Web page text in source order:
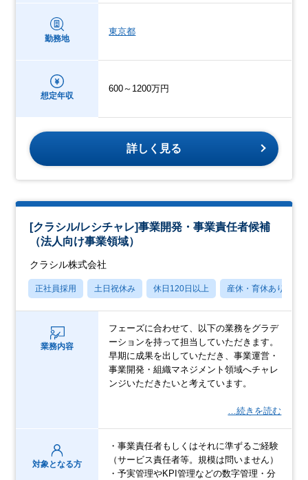
勤務地
東京都
想定年収
600～1200万円
詳しく見る
[クラシル/レシチャレ]事業開発・事業責任者候補
（法人向け事業領域）
クラシル株式会社
正社員採用 土日祝休み 休日120日以上 産休・育休あり
業務内容
フェーズに合わせて、以下の業務をグラデ
ーションを持って担当していただきます。
早期に成果を出していただき、事業運営・
事業開発・組織マネジメント領域へチャレ
ンジいただきたいと考えています。
…続きを読む
対象となる方
・事業責任者もしくはそれに準ずるご経験
（サービス責任者等。規模は問いません）
・予実管理やKPI管理などの数字管理・分